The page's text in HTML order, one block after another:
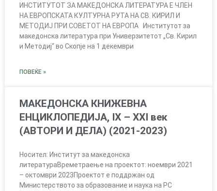
ИНСТИТУТОТ ЗА МАКЕДОНСКА ЛИТЕРАТУРА E ЧЛЕН
НА ЕВРОПСКАТА КУЛТУРНА РУТА НА СВ. КИРИЛ И
МЕТОДИЈ ПРИ СОВЕТОТ НА ЕВРОПА Институтот за
македонска литература при Универзитетот „Св. Кирил
и Методиј“ во Скопје на 1 декември
ПОВЕЌЕ »
МАКЕДОНСКА КНИЖЕВНА
ЕНЦИКЛОПЕДИЈА, IX – XXI век
(АВТОРИ И ДЕЛА) (2021-2023)
Носител: Институт за македонска
литератураВреметраење на проектот: ноември 2021
– октомври 2023Проектот е поддржан од
Министерството за образование и наука на РС